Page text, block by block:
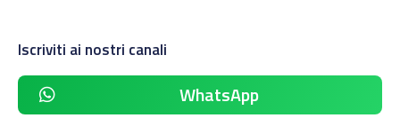
Iscriviti ai nostri canali
WhatsApp